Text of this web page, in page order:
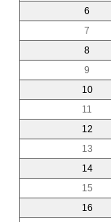
6
7
8
9
10
11
12
13
14
15
16